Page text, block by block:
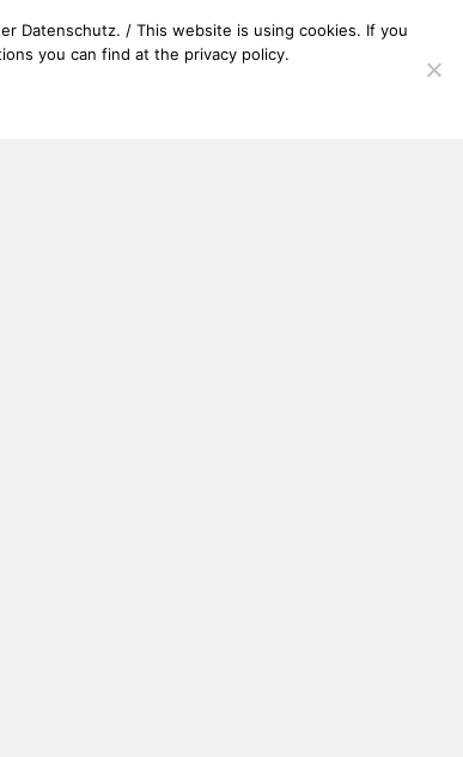
Datenschutz. / This website is using cookies. If you
you can find at the privacy policy.